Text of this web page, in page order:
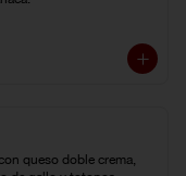
queso doble crema,